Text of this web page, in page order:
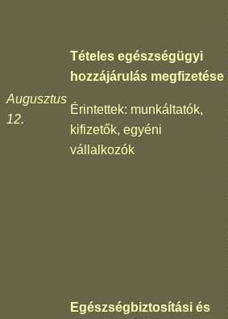
Augusztus
12.
Tételes egészségügyi
hozzájárulás megfizetése
Érintettek: munkáltatók,
kifizetők, egyéni
vállalkozók
Egészségbiztosítási és